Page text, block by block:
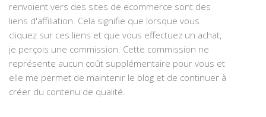
renvoient vers des sites de ecommerce sont des
liens d'affiliation. Cela signifie que lorsque vous
cliquez sur ces liens et que vous effectuez un achat,
je perçois une commission. Cette commission ne
représente aucun coût supplémentaire pour vous et
elle me permet de maintenir le blog et de continuer à
créer du contenu de qualité.